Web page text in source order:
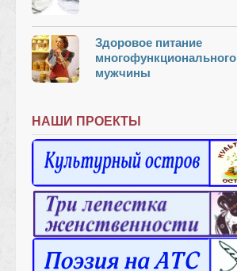
Здоровое питание
многофункционального
мужчины
НАШИ ПРОЕКТЫ